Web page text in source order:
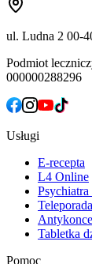
ul. Ludna 2 00-
Podmiot
000000288296
Usługi
E-recepta
L4 Online
Teleporada
Tabletka
Pomoc